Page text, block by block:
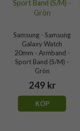
Samsung - Samsung
Galaxy Watch
20mm - Armband -
Sport Band (S/M) -
Grön
249 kr
KÖP